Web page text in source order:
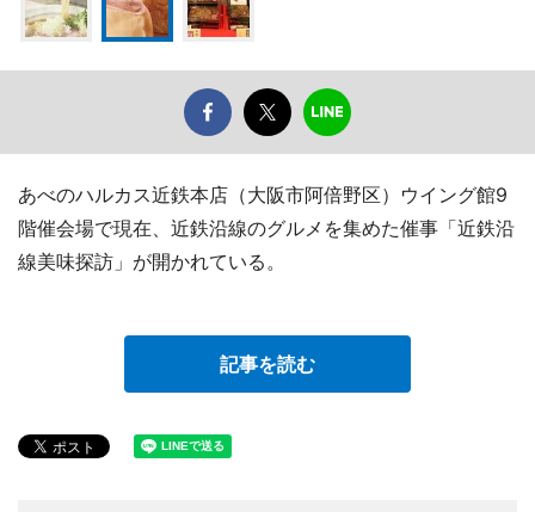
あべのハルカス近鉄本店（大阪市阿倍野区）ウイング館9
階催会場で現在、近鉄沿線のグルメを集めた催事「近鉄沿
線美味探訪」が開かれている。
記事を読む